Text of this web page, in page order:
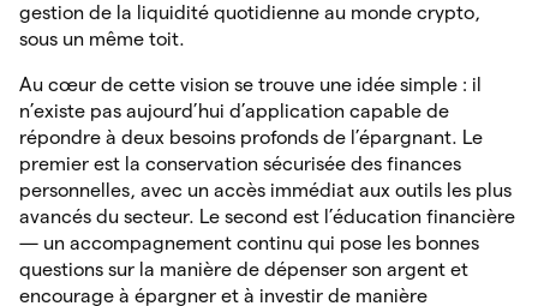
gestion de la liquidité quotidienne au monde crypto,
sous un même toit.
Au cœur de cette vision se trouve une idée simple : il
n’existe pas aujourd’hui d’application capable de
répondre à deux besoins profonds de l’épargnant. Le
premier est la conservation sécurisée des finances
personnelles, avec un accès immédiat aux outils les plus
avancés du secteur. Le second est l’éducation financière
— un accompagnement continu qui pose les bonnes
questions sur la manière de dépenser son argent et
encourage à épargner et à investir de manière